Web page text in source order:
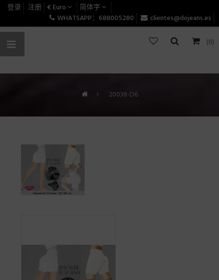
登录 注册 € Euro
简体字
WHATSAPP：688005280
clientes@dojeans.es
(0)
> 20038-D6